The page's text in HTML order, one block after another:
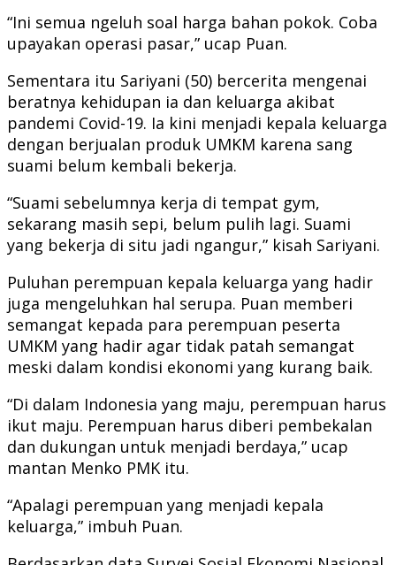
“Ini semua ngeluh soal harga bahan pokok. Coba
upayakan operasi pasar,” ucap Puan.
Sementara itu Sariyani (50) bercerita mengenai
beratnya kehidupan ia dan keluarga akibat
pandemi Covid-19. Ia kini menjadi kepala keluarga
dengan berjualan produk UMKM karena sang
suami belum kembali bekerja.
“Suami sebelumnya kerja di tempat gym,
sekarang masih sepi, belum pulih lagi. Suami
yang bekerja di situ jadi ngangur,” kisah Sariyani.
Puluhan perempuan kepala keluarga yang hadir
juga mengeluhkan hal serupa. Puan memberi
semangat kepada para perempuan peserta
UMKM yang hadir agar tidak patah semangat
meski dalam kondisi ekonomi yang kurang baik.
“Di dalam Indonesia yang maju, perempuan harus
ikut maju. Perempuan harus diberi pembekalan
dan dukungan untuk menjadi berdaya,” ucap
mantan Menko PMK itu.
“Apalagi perempuan yang menjadi kepala
keluarga,” imbuh Puan.